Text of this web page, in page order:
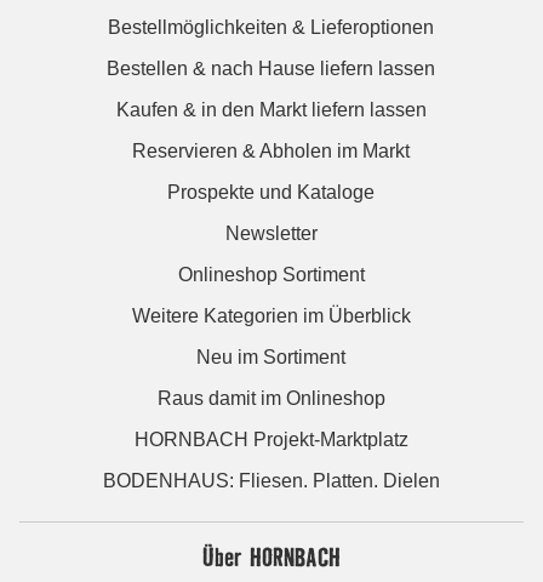
Bestellmöglichkeiten & Lieferoptionen
Bestellen & nach Hause liefern lassen
Kaufen & in den Markt liefern lassen
Reservieren & Abholen im Markt
Prospekte und Kataloge
Newsletter
Onlineshop Sortiment
Weitere Kategorien im Überblick
Neu im Sortiment
Raus damit im Onlineshop
HORNBACH Projekt-Marktplatz
BODENHAUS: Fliesen. Platten. Dielen
Über HORNBACH